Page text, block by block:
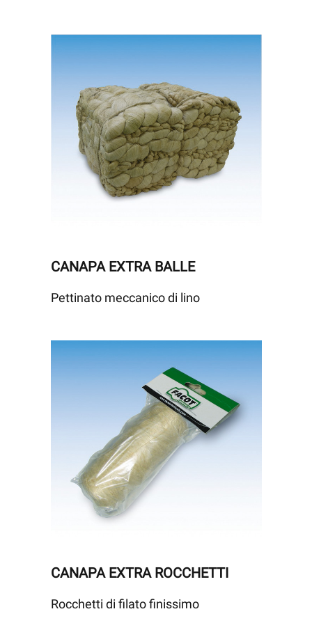
CANAPA EXTRA BALLE
Pettinato meccanico di lino
CANAPA EXTRA ROCCHETTI
Rocchetti di filato finissimo